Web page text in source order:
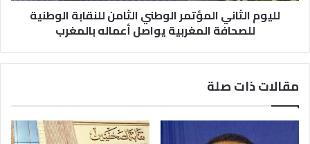
لليوم الثاني المؤتمر الوطني الثامن للنقابة الوطنية
للصحافة المغربية يواصل أعماله بالمغرب
مقالات ذات صلة